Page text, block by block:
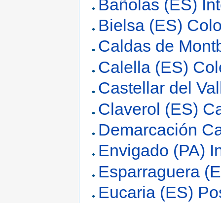
Bañolas (ES)
Bielsa (ES)
Caldas de
Calella (ES)
Castellar del
Claverol (ES)
Demarcación
Envigado (PA)
Esparraguera
Eucaria (ES)